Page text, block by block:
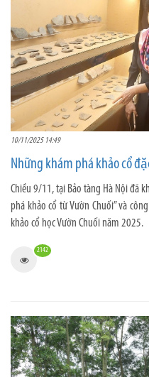
10/11/2025 14:49
Những khám phá khảo cổ
Chiều 9/11, tại Bảo tàng Hà Nội đã
phá khảo cổ từ Vườn Chuối” và
khảo cổ học Vườn Chuối năm 2025.
2142